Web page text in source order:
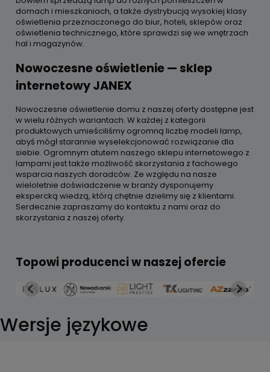
domach i mieszkaniach, a także dystrybucją wysokiej klasy
oświetlenia przeznaczonego do biur, hoteli, sklepów oraz
oświetlenia technicznego, które sprawdzi się we wnętrzach
hal i magazynów.
Nowoczesne oświetlenie — sklep
internetowy JANEX
Nowoczesne oświetlenie domu z naszej oferty dostępne jest
w wielu różnych wariantach. W każdej z kategorii
produktowych umieściliśmy ogromną liczbę modeli lamp,
abyś mógł starannie wyselekcjonować rozwiązanie dla
siebie. Ogromnym atutem naszego sklepu internetowego z
lampami jest także możliwość skorzystania z fachowego
wsparcia naszych doradców. Ze względu na nasze
wieloletnie doświadczenie w branży dysponujemy
ekspercką wiedzą, którą chętnie dzielimy się z klientami.
Serdecznie zapraszamy do kontaktu z nami oraz do
skorzystania z naszej oferty.
Topowi producenci w naszej ofercie
Wersje językowe